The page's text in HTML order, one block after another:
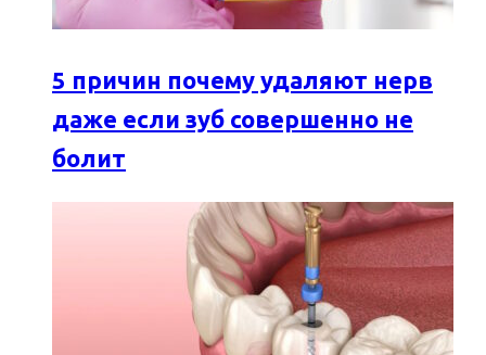
5 причин почему удаляют нерв
даже если зуб совершенно не
болит